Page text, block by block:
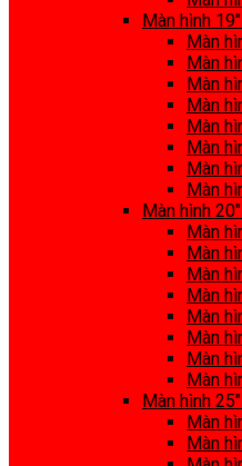
Màn hình
Màn
Màn
Màn
Màn
Màn
Màn
Màn
Màn
Màn hình
Màn
Màn
Màn
Màn
Màn
Màn
Màn
Màn
Màn hình
Màn
Màn